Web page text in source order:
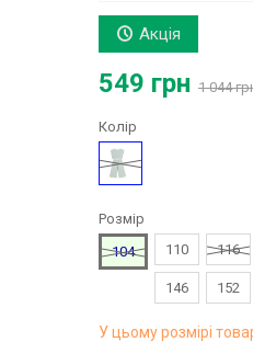
Акція
549 грн 1 044
Колір
М'ятний
Розмір
104
110 116
146 152
У цьому розмірі